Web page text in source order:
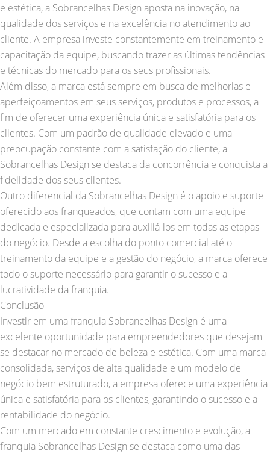
e estética, a Sobrancelhas Design aposta na inovação, na
qualidade dos serviços e na excelência no atendimento ao
cliente. A empresa investe constantemente em treinamento e
capacitação da equipe, buscando trazer as últimas tendências
e técnicas do mercado para os seus profissionais.
Além disso, a marca está sempre em busca de melhorias e
aperfeiçoamentos em seus serviços, produtos e processos, a
fim de oferecer uma experiência única e satisfatória para os
clientes. Com um padrão de qualidade elevado e uma
preocupação constante com a satisfação do cliente, a
Sobrancelhas Design se destaca da concorrência e conquista a
fidelidade dos seus clientes.
Outro diferencial da Sobrancelhas Design é o apoio e suporte
oferecido aos franqueados, que contam com uma equipe
dedicada e especializada para auxiliá-los em todas as etapas
do negócio. Desde a escolha do ponto comercial até o
treinamento da equipe e a gestão do negócio, a marca oferece
todo o suporte necessário para garantir o sucesso e a
lucratividade da franquia.
Conclusão
Investir em uma franquia Sobrancelhas Design é uma
excelente oportunidade para empreendedores que desejam
se destacar no mercado de beleza e estética. Com uma marca
consolidada, serviços de alta qualidade e um modelo de
negócio bem estruturado, a empresa oferece uma experiência
única e satisfatória para os clientes, garantindo o sucesso e a
rentabilidade do negócio.
Com um mercado em constante crescimento e evolução, a
franquia Sobrancelhas Design se destaca como uma das